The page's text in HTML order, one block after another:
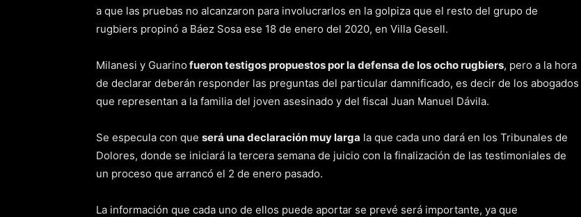
a que las pruebas no alcanzaron para involucrarlos en la golpiza que el resto del grupo de
rugbiers propinó a Báez Sosa ese 18 de enero del 2020, en Villa Gesell.
Milanesi y Guarino fueron testigos propuestos por la defensa de los ocho rugbiers, pero a la hora
de declarar deberán responder las preguntas del particular damnificado, es decir de los abogados
que representan a la familia del joven asesinado y del fiscal Juan Manuel Dávila.
Se especula con que será una declaración muy larga la que cada uno dará en los Tribunales de
Dolores, donde se iniciará la tercera semana de juicio con la finalización de las testimoniales de
un proceso que arrancó el 2 de enero pasado.
La información que cada uno de ellos puede aportar se prevé será importante, ya que